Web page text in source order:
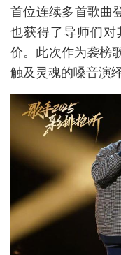
首位连续多首歌曲
也获得了导师们
价。此次作为袭榜
触及灵魂的嗓音演